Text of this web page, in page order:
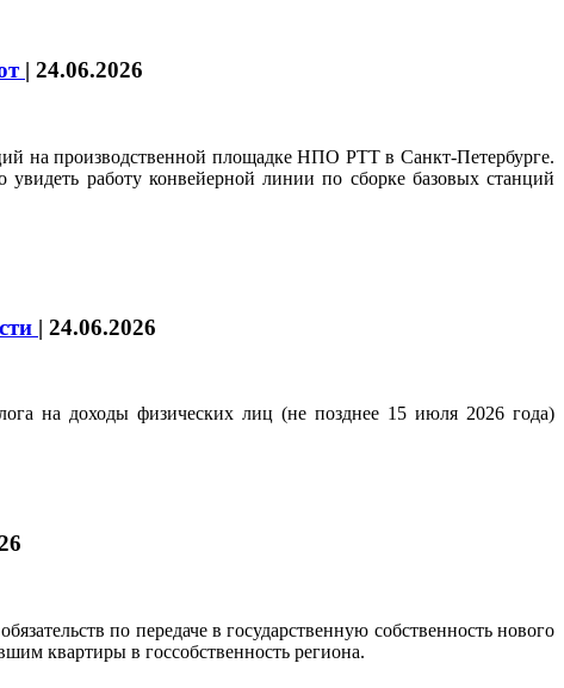
| 24.06.2026
на производственной площадке НПО РТТ в Санкт‑Петербурге.
работу конвейерной линии по сборке базовых станций
| 24.06.2026
на доходы физических лиц (не позднее 15 июля 2026 года)
по передаче в государственную собственность нового
квартиры в госсобственность региона.